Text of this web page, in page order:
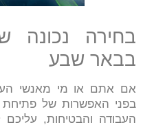
בחירה נכונה
בבאר שבע
אם אתם או מי מאנשי
בפני האפשרות של פתיחת
העבודה והבטיחות, עליכם